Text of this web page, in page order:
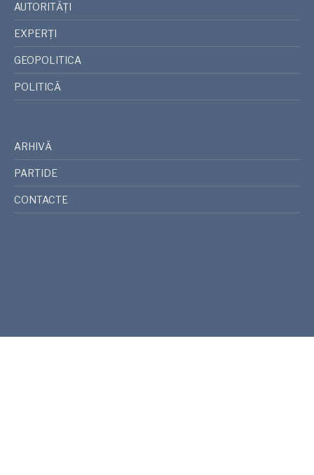
AUTORITĂȚI
EXPERȚI
GEOPOLITICA
POLITICĂ
ARHIVĂ
PARTIDE
CONTACTE